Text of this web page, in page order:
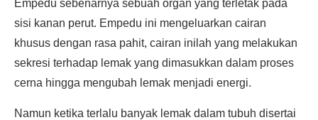
Empedu sebenarnya sebuah organ yang terletak pada
sisi kanan perut. Empedu ini mengeluarkan cairan
khusus dengan rasa pahit, cairan inilah yang melakukan
sekresi terhadap lemak yang dimasukkan dalam proses
cerna hingga mengubah lemak menjadi energi.
Namun ketika terlalu banyak lemak dalam tubuh disertai